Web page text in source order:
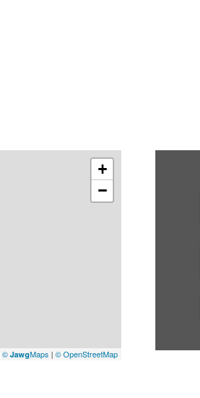
+
−
© JawgMaps | © OpenStreetMap